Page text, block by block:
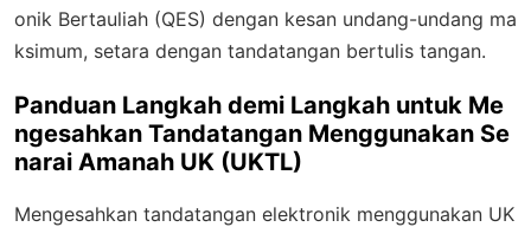
onik Bertauliah (QES) dengan kesan undang-undang ma
ksimum, setara dengan tandatangan bertulis tangan.
Panduan Langkah demi Langkah untuk Me
ngesahkan Tandatangan Menggunakan Se
narai Amanah UK (UKTL)
Mengesahkan tandatangan elektronik menggunakan UK